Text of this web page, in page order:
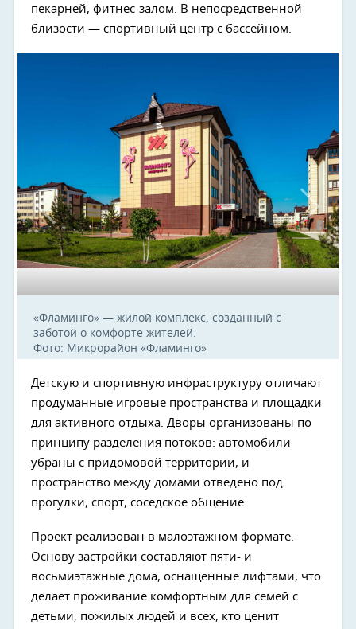
пекарней, фитнес-залом. В непосредственной
близости — спортивный центр с бассейном.
«Фламинго» — жилой комплекс, созданный с
заботой о комфорте жителей.
Фото: Микрорайон «Фламинго»
Детскую и спортивную инфраструктуру отличают
продуманные игровые пространства и площадки
для активного отдыха. Дворы организованы по
принципу разделения потоков: автомобили
убраны с придомовой территории, и
пространство между домами отведено под
прогулки, спорт, соседское общение.
Проект реализован в малоэтажном формате.
Основу застройки составляют пяти- и
восьмиэтажные дома, оснащенные лифтами, что
делает проживание комфортным для семей с
детьми, пожилых людей и всех, кто ценит